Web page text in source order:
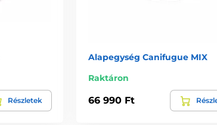
Részletek
Alapegység Canifugue MIX
Raktáron
66 990 Ft